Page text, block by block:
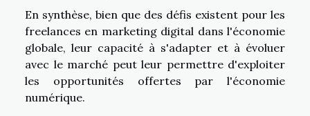
En synthèse, bien que des défis existent pour les
freelances en marketing digital dans l'économie
globale, leur capacité à s'adapter et à évoluer
avec le marché peut leur permettre d'exploiter
les opportunités offertes par l'économie
numérique.